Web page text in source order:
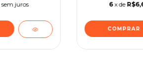
sem juros 6 x de